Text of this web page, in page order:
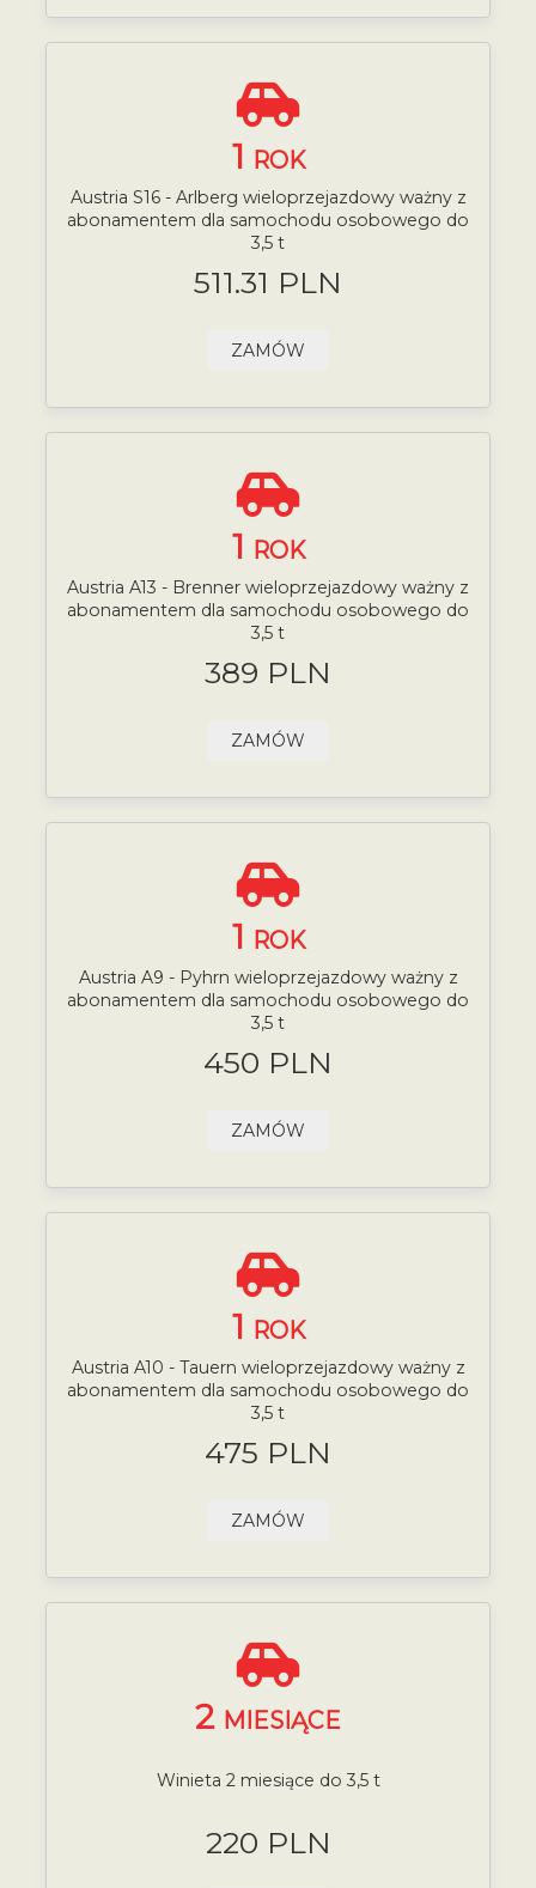
1 ROK
Austria S16 - Arlberg wieloprzejazdowy ważny z
abonamentem dla samochodu osobowego do
3,5 t
511.31 PLN
ZAMÓW
1 ROK
Austria A13 - Brenner wieloprzejazdowy ważny z
abonamentem dla samochodu osobowego do
3,5 t
389 PLN
ZAMÓW
1 ROK
Austria A9 - Pyhrn wieloprzejazdowy ważny z
abonamentem dla samochodu osobowego do
3,5 t
450 PLN
ZAMÓW
1 ROK
Austria A10 - Tauern wieloprzejazdowy ważny z
abonamentem dla samochodu osobowego do
3,5 t
475 PLN
ZAMÓW
2 MIESIĄCE
Winieta 2 miesiące do 3,5 t
220 PLN